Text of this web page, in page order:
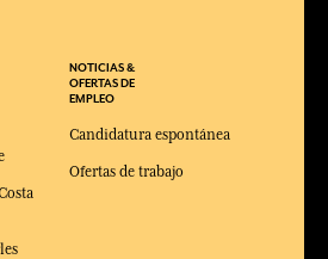
NOTICIAS &
OFERTAS DE
EMPLEO
Candidatura espontánea
Ofertas de trabajo